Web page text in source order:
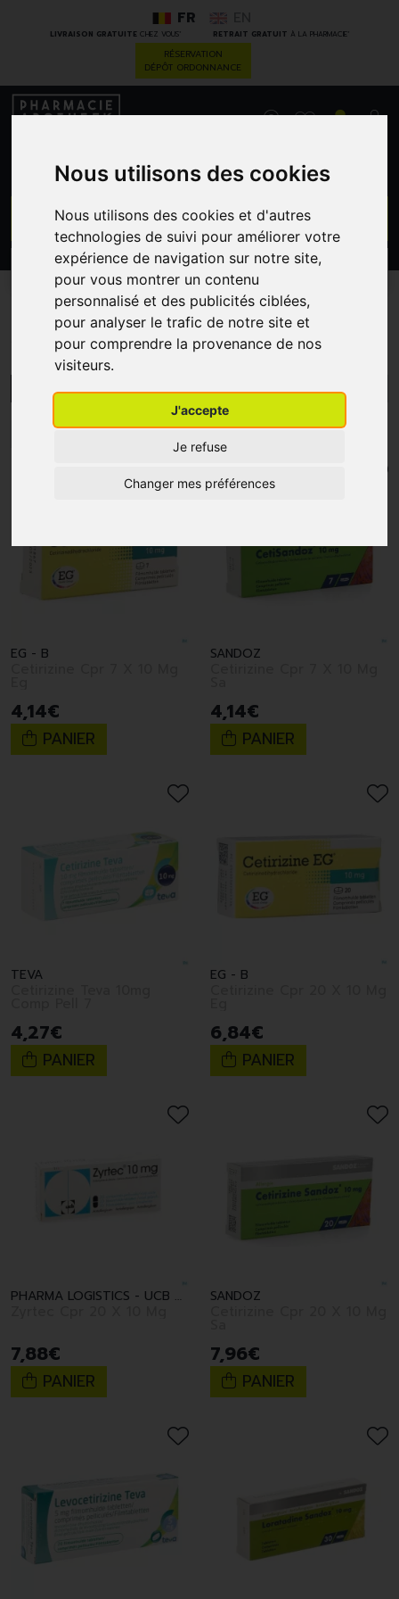
Nous utilisons des cookies
Nous utilisons des cookies et d'autres
technologies de suivi pour améliorer votre
expérience de navigation sur notre site,
pour vous montrer un contenu
personnalisé et des publicités ciblées,
pour analyser le trafic de notre site et
pour comprendre la provenance de nos
visiteurs.
J'accepte
Je refuse
Changer mes préférences
LIVRAISON GRATUITECHEZ VOUS* RETRAIT GRATUIT À LA PHARMACIE *
FR
RÉSERVATION
DÉPÔT ORDONNANCE
CATÉGORIES PROMOS
Allergie
MENU/FILTRES
2
EG - B
4,14€
PANIER
SANDOZ
4,14€
PANIER
TEVA
4,27€
PANIER
EG - B
6,84€
PANIER
PHARMA LOGISTICS - UCB PHARMA
7,88€
PANIER
SANDOZ
7,96€
PANIER